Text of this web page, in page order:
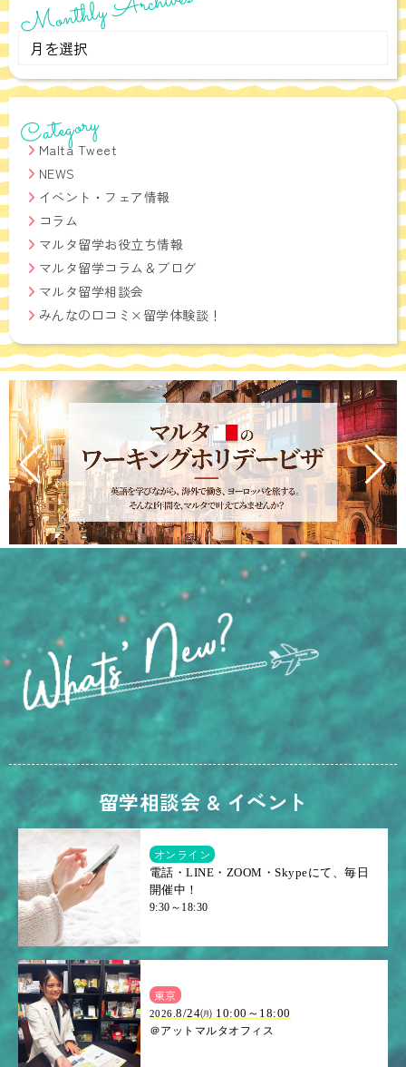
Monthly
Archives
Category
Malta Tweet
NEWS
イベント・フェア情報
コラム
マルタ留学お役立ち情報
マルタ留学コラム＆ブログ
マルタ留学相談会
みんなの口コミ×留学体験談！
留学相談会 & イベント
オンライン
電話・LINE・ZOOM・Skypeにて、毎日
開催中！
9:30～18:30
東京
2026.8/24㈪ 10:00～18:00
＠アットマルタオフィス